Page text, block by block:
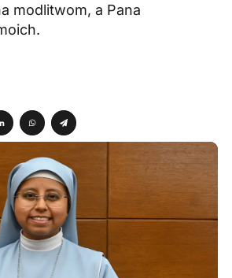
modlitwom, a Pana